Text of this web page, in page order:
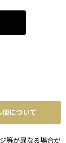
便について
等が異なる場合が